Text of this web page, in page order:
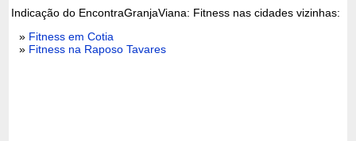
Indicação do EncontraGranjaViana: Fitness nas cidades vizinhas:
» Fitness em Cotia
» Fitness na Raposo Tavares